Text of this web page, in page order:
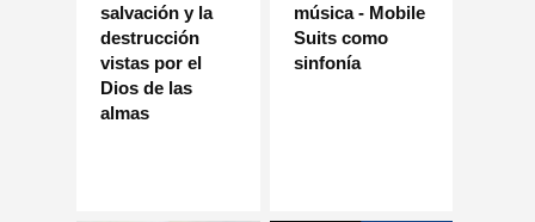
salvación y la
destrucción
vistas por el
Dios de las
almas
música - Mobile
Suits como
sinfonía